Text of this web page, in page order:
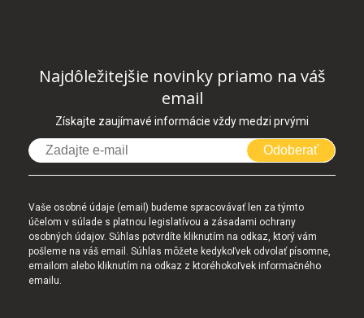
Najdôležitejšie novinky priamo na váš
email
Získajte zaujímavé informácie vždy medzi prvými
Odoberať
Vaše osobné údaje (email) budeme spracovávať len za týmto
účelom v súlade s platnou legislatívou a zásadami ochrany
osobných údajov. Súhlas potvrdíte kliknutím na odkaz, ktorý vám
pošleme na váš email. Súhlas môžete kedykoľvek odvolať písomne,
emailom alebo kliknutím na odkaz z ktoréhokoľvek informačného
emailu.